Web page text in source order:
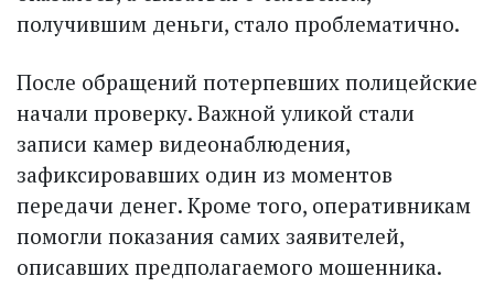
получившим деньги, стало проблематично.
После обращений потерпевших полицейские
начали проверку. Важной уликой стали
записи камер видеонаблюдения,
зафиксировавших один из моментов
передачи денег. Кроме того, оперативникам
помогли показания самих заявителей,
описавших предполагаемого мошенника.